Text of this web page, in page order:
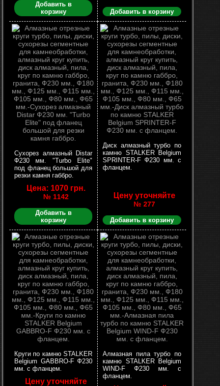
Добавить в
корзину
Добавить в корзину
Сухорез алмазный Distar
Ф230 мм. "Turbo Elite"
под фланец большой для
резки камня габбро.
Цена: 1070 грн.
№ 1142
Добавить в
корзину
Диск алмазный турбо по
камню STALKER Belgium
SPRINTER-F Ф230 мм. с
фланцем.
Цену уточняйте
№ 277
Добавить в корзину
Круги по камню STALKER
Belgium GABBRO-F Ф230
мм. с фланцем.
Цену уточняйте
Алмазная пила турбо по
камню STALKER Belgium
WIND-F Ф230 мм. с
фланцем.